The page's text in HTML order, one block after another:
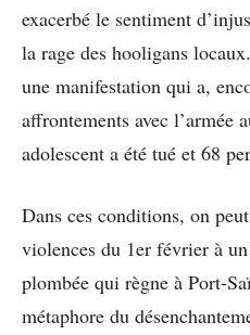
exacerbé le sentiment
la rage des hooligans
une manifestation qui a,
affrontements avec l’armée
adolescent a été tué et 68
Dans ces conditions, on
violences du 1er février à
plombée qui règne à Port-
métaphore du